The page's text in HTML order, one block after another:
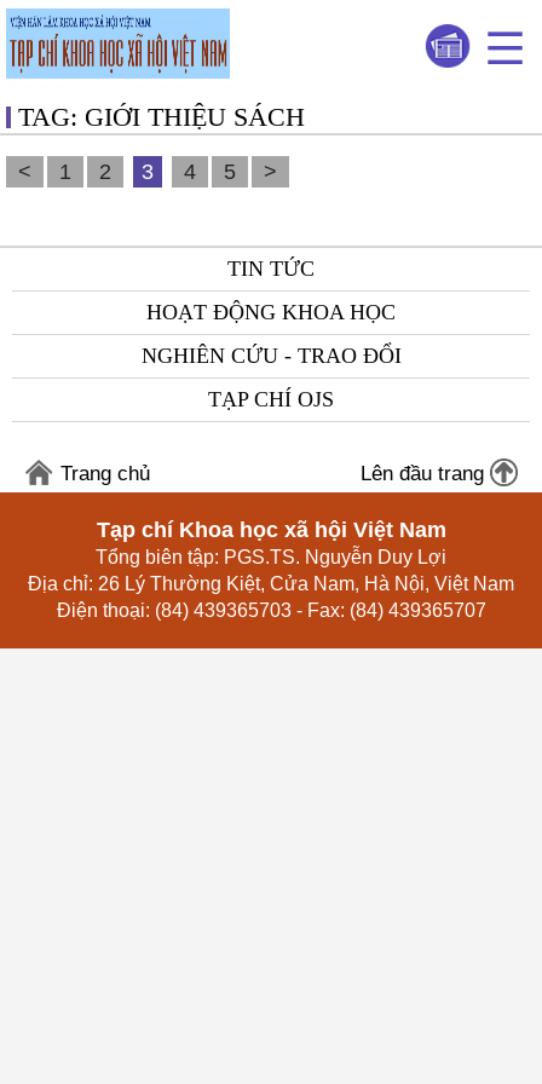
TAG: GIỚI THIỆU SÁCH
< 1 2 3 4 5 >
TIN TỨC
HOẠT ĐỘNG KHOA HỌC
NGHIÊN CỨU - TRAO ĐỔI
TẠP CHÍ OJS
Trang chủ Lên đầu trang
Tạp chí Khoa học xã hội Việt Nam
Tổng biên tập: PGS.TS. Nguyễn Duy Lợi
Địa chỉ: 26 Lý Thường Kiệt, Cửa Nam, Hà Nội, Việt Nam
Điện thoại: (84) 439365703 - Fax: (84) 439365707